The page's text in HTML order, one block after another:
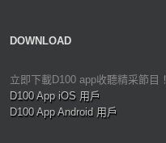
DOWNLOAD
立即下載D100 app收聽精采節目！
D100 App iOS 用戶
D100 App Android 用戶